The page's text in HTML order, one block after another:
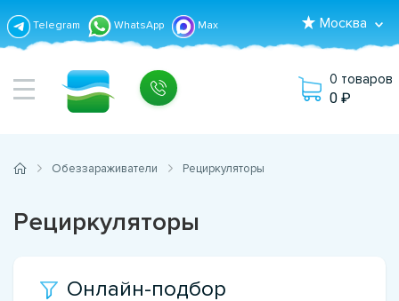
Telegram WhatsApp Max Москва
0 товаров
0
Обеззараживатели Рециркуляторы
Рециркуляторы
Онлайн-подбор